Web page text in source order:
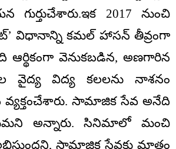
2017 నుంచి
విధానాన్ని కమల్‌ హాసన్ తీవ్రంగా
ఆర్థికంగా వెనుకబడిన, అణగారిన
వైద్య విద్య కలలను నాశనం
సామాజిక సేవ అనేది
అన్నారు. సినిమాలో మంచి
సామాజిక సేవకు మాత్రం